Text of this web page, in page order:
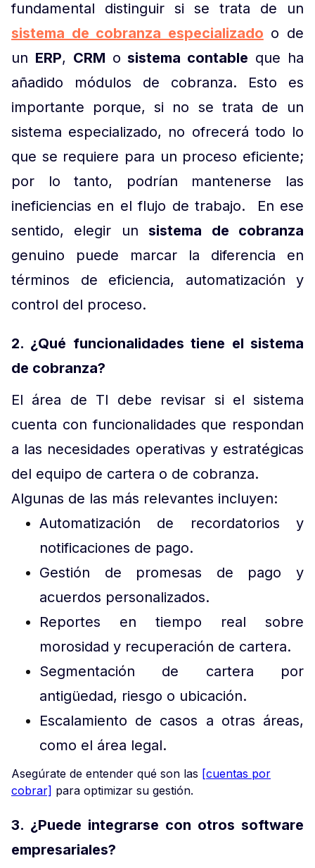
fundamental distinguir si se trata de un
sistema de cobranza especializado o de
un ERP, CRM o sistema contable que ha
añadido módulos de cobranza. Esto es
importante porque, si no se trata de un
sistema especializado, no ofrecerá todo lo
que se requiere para un proceso eficiente;
por lo tanto, podrían mantenerse las
ineficiencias en el flujo de trabajo. En ese
sentido, elegir un sistema de cobranza
genuino puede marcar la diferencia en
términos de eficiencia, automatización y
control del proceso.
2. ¿Qué funcionalidades tiene el sistema
de cobranza?
El área de TI debe revisar si el sistema
cuenta con funcionalidades que respondan
a las necesidades operativas y estratégicas
del equipo de cartera o de cobranza.
Algunas de las más relevantes incluyen:
Automatización de recordatorios y
notificaciones de pago.
Gestión de promesas de pago y
acuerdos personalizados.
Reportes en tiempo real sobre
morosidad y recuperación de cartera.
Segmentación de cartera por
antigüedad, riesgo o ubicación.
Escalamiento de casos a otras áreas,
como el área legal.
Asegúrate de entender qué son las [cuentas por
cobrar] para optimizar su gestión.
3. ¿Puede integrarse con otros software
empresariales?